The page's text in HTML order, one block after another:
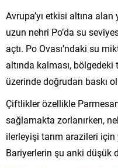
Avrupa’yı etkisi altına alan
uzun nehri Po’da su
açtı. Po Ovası’ndaki su
altında kalması, bölgedeki
üzerinde doğrudan baskı
Çiftlikler özellikle
sağlamakta zorlanırken,
ilerleyişi tarım arazileri
Bariyerlerin şu anki düşük